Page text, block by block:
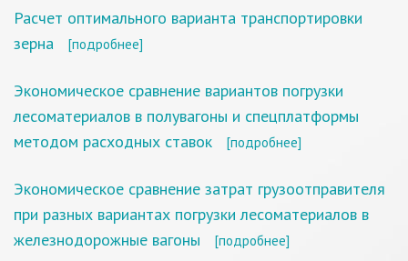
Расчет оптимального варианта транспортировки
зерна
[подробнее]
Экономическое сравнение вариантов погрузки
лесоматериалов в полувагоны и спецплатформы
методом расходных ставок
[подробнее]
Экономическое сравнение затрат грузоотправителя
при разных вариантах погрузки лесоматериалов в
железнодорожные вагоны
[подробнее]